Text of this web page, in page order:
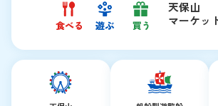
天保山
マーケッ